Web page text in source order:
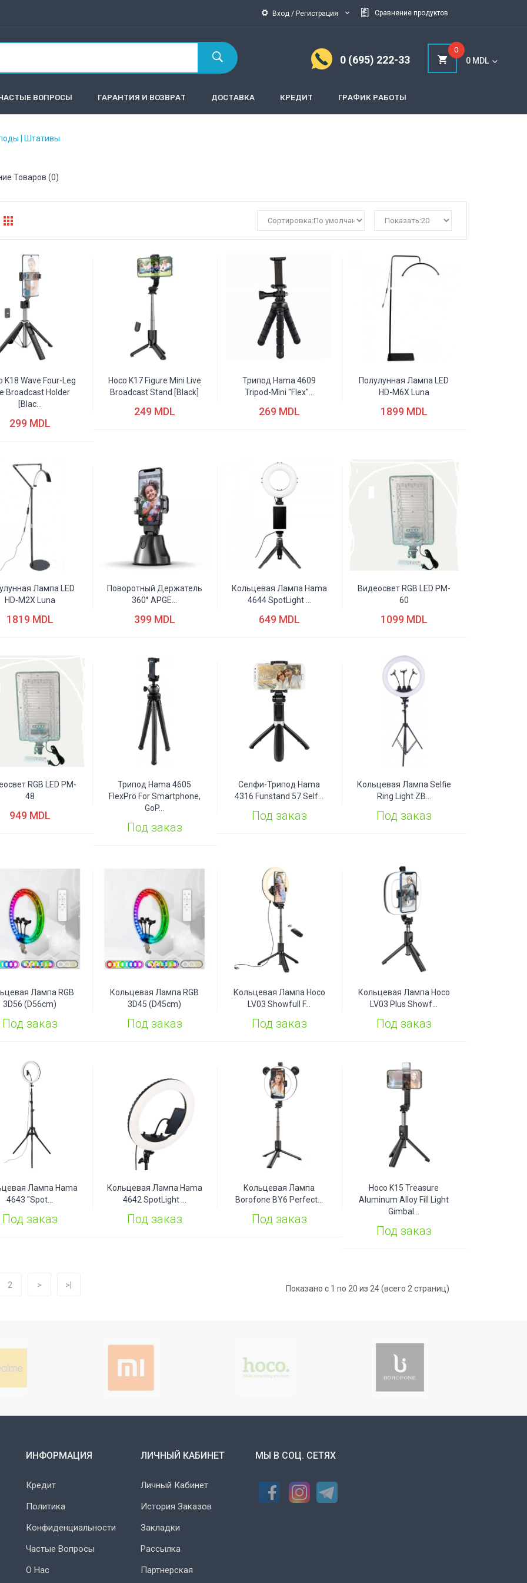
Вход / Регистрация Cравнение продуктов
0 (695) 222-33
0
0 MDL
ВОПРОСЫ ГАРАНТИЯ И ВОЗВРАТ ДОСТАВКА КРЕДИТ ГРАФИК РАБОТЫ
| Штативы
Товаров (0)
K18 Wave Four-Leg
Broadcast Holder
[blac...
299 MDL
Hoco K17 Figure Mini Live
Broadcast Stand [black]
249 MDL
Трипод Hama 4609
Tripod-Mini "Flex"...
269 MDL
Полулунная Лампа LED
HD-M6X Luna
1899 MDL
Лампа LED
HD-M2X Luna
1819 MDL
Поворотный Держатель
360° APGE...
399 MDL
Кольцевая Лампа Hama
4644 SpotLight ...
649 MDL
Видеосвет RGB LED PM-
60
1099 MDL
RGB LED PM-
48
949 MDL
Трипод Hama 4605
FlexPro For Smartphone,
GoP...
Под заказ
Селфи-Трипод Hama
4316 Funstand 57 Self...
Под заказ
Кольцевая Лампа Selfie
Ring Light ZB...
Под заказ
Лампа RGB
3D56 (D56cm)
Под заказ
Кольцевая Лампа RGB
3D45 (D45cm)
Под заказ
Кольцевая Лампа Hoco
LV03 Showfull F...
Под заказ
Кольцевая Лампа Hoco
LV03 Plus Showf...
Под заказ
Лампа Hama
4643 "Spot...
Под заказ
Кольцевая Лампа Hama
4642 SpotLight ...
Под заказ
Кольцевая Лампа
Borofone BY6 Perfect...
Под заказ
Hoco K15 Treasure
Aluminum Alloy Fill Light
Gimbal...
Под заказ
2 > >| Показано с 1 по 20 из 24 (всего 2 страниц)
ИНФОРМАЦИЯ
Кредит
Политика
Конфиденциальности
Частые Вопросы
О Нас
ЛИЧНЫЙ КАБИНЕТ
Личный Кабинет
История Заказов
Закладки
Рассылка
Партнерская
МЫ В СОЦ. СЕТЯХ